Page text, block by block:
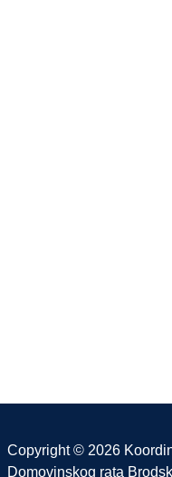
Copyright © 2026
Domovinskog rata